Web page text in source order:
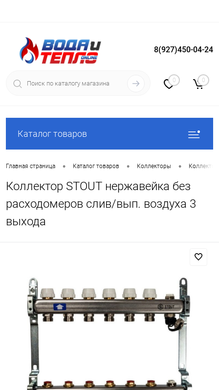
Вход Регистрация
8(927)450-04-24
0 0
Каталог товаров
Главная страница • Каталог товаров • Коллекторы •
Коллектор STOUT нержавейка без
расходомеров слив/вып. воздуха 3
выхода